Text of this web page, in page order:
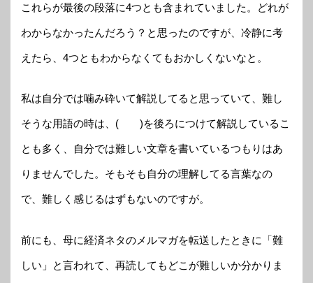
これらが最後の段落に4つとも含まれていました。どれが
わからなかったんだろう？と思ったのですが、冷静に考
えたら、4つともわからなくてもおかしくないなと。
私は自分では噛み砕いて解説してると思っていて、難し
そうな用語の時は、( )を後ろにつけて解説しているこ
とも多く、自分では難しい文章を書いているつもりはあ
りませんでした。そもそも自分の理解してる言葉なの
で、難しく感じるはずもないのですが。
前にも、母に経済ネタのメルマガを転送したときに「難
しい」と言われて、再読してもどこが難しいか分かりま